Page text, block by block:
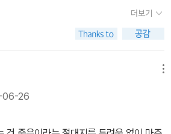
'나는 너를 저주한다.'는 말을 써본 적이 없
요. 그런데도 '저주'라는 말이 사라질 거라
를 붙잡고 놓아주지 않기 때문이 아닐까 하
장은 평화롭게 자기 삶을 살고 있던 모비
습니다. 모비 딕은 정당방위로 스스로를
잃자 에이해브는 저주를 퍼부우며 복수를
분수라는 말은 이럴 때 쓰는 거겠죠. 결국
게 그 사실을 밝힌다.​일등 항해사 '스타
친 짓이에요, 말 못 하는 짐승에게 원한을
니다. p216-217- 무서운 노인네! 내 위에
. 그렇다. 그는 자기보다 위에 있는 자들에
기보다 밑에 있는 자들에게는 얼마나 위
비 딕을 열번 씩이고 다시 금
자의 지적체력에 따라 봉우리로 향하는
는 풍경이 다채롭고 숨겨진 명소까지 발견
은 갑판은 토머스 베케트가 피를 흘려 죽은
된 캔터베리 대성당의 포석처럼 닳고 주
가 넘도록 그 배가 종사해온 거친 작업과
박한 지식과 상황 묘사,그리고, 이슈마엘
자신을 투영한 듯한 인물)의 시각으로 묘
움 어느정도 스토리는 짐작하고 있었지만,
하면서도 어찌보면 허무한 피쿼드호의 최
에이헤브 선장의 마지막 모습은 내가슴을
것 같다. -2014년 1월- '주님의 이름이
대에게 세례를 주노라.' 악독한 칼날이 세
더보기
06-26